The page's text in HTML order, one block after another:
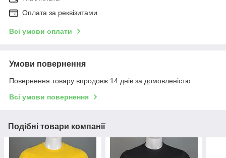
Оплата за реквізитами
Всі умови оплати
Умови повернення
Повернення товару впродовж 14 днів за домовленістю
Всі умови повернення
Подібні товари компанії